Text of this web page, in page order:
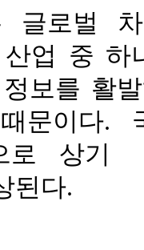
글로벌
업 중 하
보를 활
문이다.
로 상기
된다.